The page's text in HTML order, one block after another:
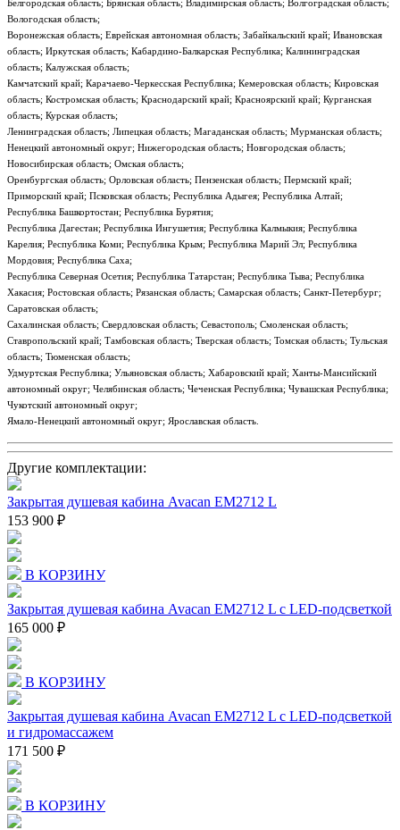
Белгородская область; Брянская область; Владимирская область; Волгоградская область;
Вологодская область;
Воронежская область; Еврейская автономная область; Забайкальский край; Ивановская
область; Иркутская область; Кабардино-Балкарская Республика; Калининградская
область; Калужская область;
Камчатский край; Карачаево-Черкесская Республика; Кемеровская область; Кировская
область; Костромская область; Краснодарский край; Красноярский край; Курганская
область; Курская область;
Ленинградская область; Липецкая область; Магаданская область; Мурманская область;
Ненецкий автономный округ; Нижегородская область; Новгородская область;
Новосибирская область; Омская область;
Оренбургская область; Орловская область; Пензенская область; Пермский край;
Приморский край; Псковская область; Республика Адыгея; Республика Алтай;
Республика Башкортостан; Республика Бурятия;
Республика Дагестан; Республика Ингушетия; Республика Калмыкия; Республика
Карелия; Республика Коми; Республика Крым; Республика Марий Эл; Республика
Мордовия; Республика Саха;
Республика Северная Осетия; Республика Татарстан; Республика Тыва; Республика
Хакасия; Ростовская область; Рязанская область; Самарская область; Санкт-Петербург;
Саратовская область;
Сахалинская область; Свердловская область; Севастополь; Смоленская область;
Ставропольский край; Тамбовская область; Тверская область; Томская область; Тульская
область; Тюменская область;
Удмуртская Республика; Ульяновская область; Хабаровский край; Ханты-Мансийский
автономный округ; Челябинская область; Чеченская Республика; Чувашская Республика;
Чукотский автономный округ;
Ямало-Ненецкий автономный округ; Ярославская область.
Другие комплектации:
Закрытая душевая кабина Avacan EM2712 L
153 900 ₽
В КОРЗИНУ
Закрытая душевая кабина Avacan EM2712 L с LED-подсветкой
165 000 ₽
В КОРЗИНУ
Закрытая душевая кабина Avacan EM2712 L с LED-подсветкой
и гидромассажем
171 500 ₽
В КОРЗИНУ